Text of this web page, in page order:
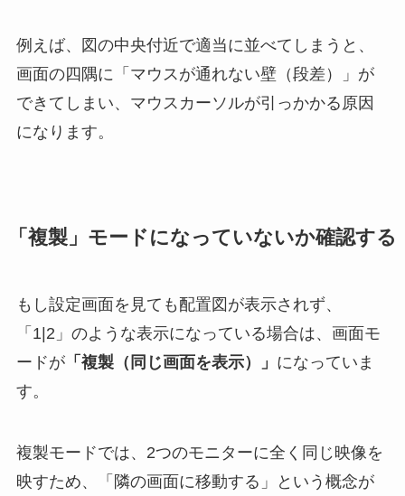
例えば、図の中央付近で適当に並べてしまうと、
画面の四隅に「マウスが通れない壁（段差）」が
できてしまい、マウスカーソルが引っかかる原因
になります。
「複製」モードになっていないか確認する
もし設定画面を見ても配置図が表示されず、
「1|2」のような表示になっている場合は、画面モ
ードが「複製（同じ画面を表示）」 になっていま
す。
複製モードでは、2つのモニターに全く同じ映像を
映すため、「隣の画面に移動する」という概念が